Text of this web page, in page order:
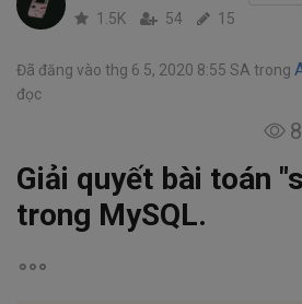
1.5K 54 15
Đã đăng vào thg 6 5, 2020 8:55 SA trong
đọc
Giải quyết bài toán
trong MySQL.